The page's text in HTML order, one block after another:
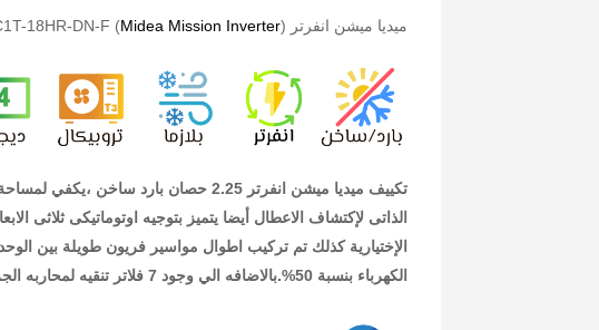
ميديا ميشن انفرتر (Midea Mission Inverter
) MSC1T-18HR-DN-F
الذاتى لإكتشاف الاعطال أيضا يتميز بتوجيه اوتوماتيكى ثلاثى
الإختيارية كذلك تم تركيب اطوال مواسير فريون طويلة بين
الكهرباء بنسبة 50%.بالاضافه الي وجود 7 فلاتر تنقيه لمحاربه الجراثيم و البكتريا.